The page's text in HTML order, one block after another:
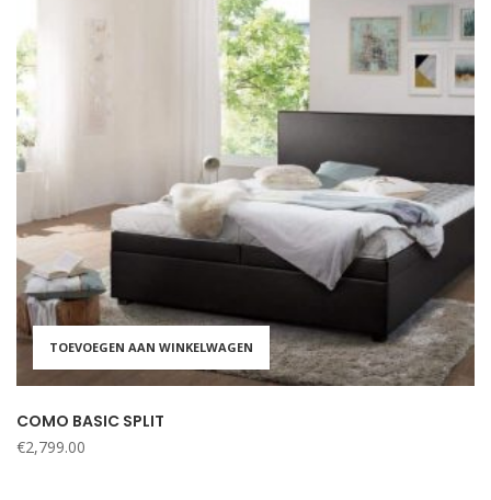
TOEVOEGEN AAN WINKELWAGEN
COMO BASIC SPLIT
€2,799.00